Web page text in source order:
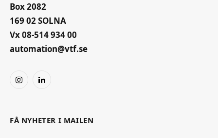
Box 2082
169 02 SOLNA
Vx 08-514 934 00
automation@vtf.se
InstagramLinkedIn
FÅ NYHETER I MAILEN